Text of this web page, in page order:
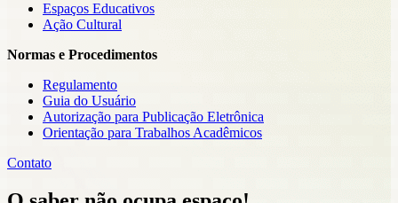
Espaços Educativos
Ação Cultural
Normas e Procedimentos
Regulamento
Guia do Usuário
Autorização para Publicação Eletrônica
Orientação para Trabalhos Acadêmicos
Contato